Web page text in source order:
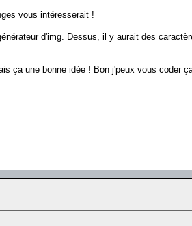
vous intéresserait !
d'img. Dessus, il y aurait des
ça une bonne idée ! Bon j'peux vous coder